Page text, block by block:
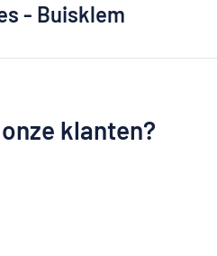
- Buisklem
klanten?